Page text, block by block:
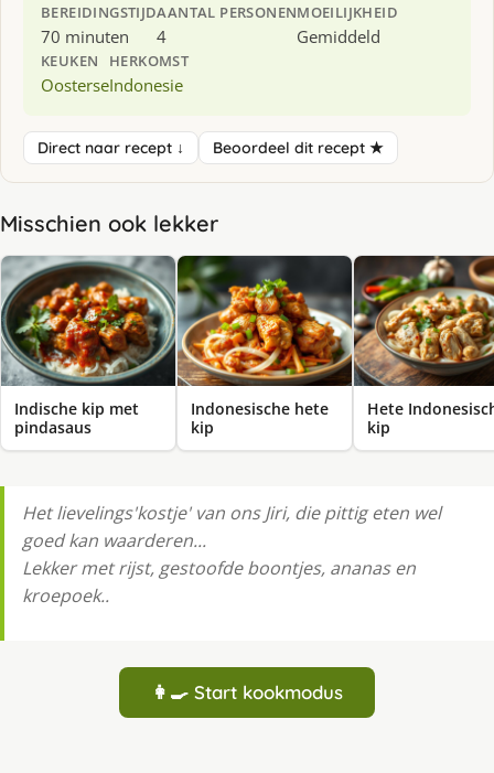
BEREIDINGSTIJD
70 minuten
AANTAL PERSONEN
4
MOEILIJKHEID
Gemiddeld
KEUKEN
Oosterse
HERKOMST
Indonesie
Direct naar recept ↓ Beoordeel dit recept ★
Misschien ook lekker
Indische kip met
pindasaus
Indonesische hete
kip
Hete
kip
Het lievelings'kostje' van ons Jiri, die pittig eten wel
goed kan waarderen...
Lekker met rijst, gestoofde boontjes, ananas en
kroepoek..
👩‍🍳 Start kookmodus